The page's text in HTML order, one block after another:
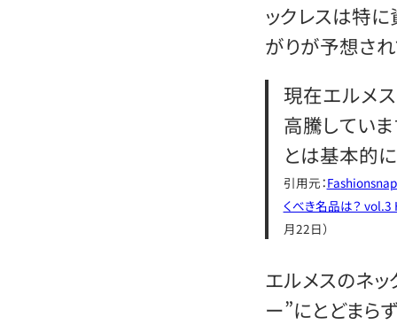
ックレスは特
がりが予想され
現在エルメ
高騰してい
とは基本的
引用元：Fashionsnap
くべき名品は？ vol.3
月22日）
エルメスのネ
ー”にとどまら